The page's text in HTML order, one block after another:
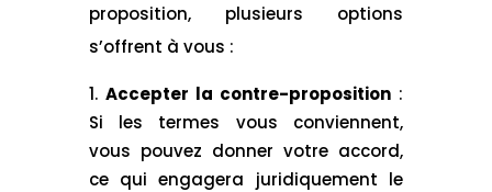
proposition, plusieurs options
s’offrent à vous :
Accepter la contre-proposition :
Si les termes vous conviennent,
vous pouvez donner votre accord,
ce qui engagera juridiquement le